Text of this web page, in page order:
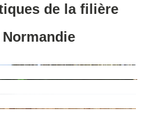
de la filière